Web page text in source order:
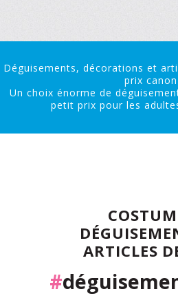
Déguisements, décorations et
prix canon
Un choix énorme de
petit prix pour les
ARTICLES
#